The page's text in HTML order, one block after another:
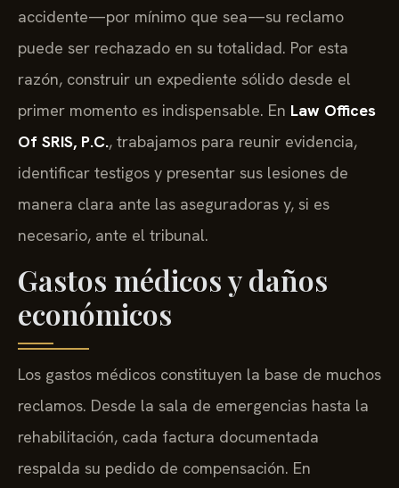
accidente—por mínimo que sea—su reclamo
puede ser rechazado en su totalidad. Por esta
razón, construir un expediente sólido desde el
primer momento es indispensable. En Law Offices
Of SRIS, P.C., trabajamos para reunir evidencia,
identificar testigos y presentar sus lesiones de
manera clara ante las aseguradoras y, si es
necesario, ante el tribunal.
Gastos médicos y daños
económicos
Los gastos médicos constituyen la base de muchos
reclamos. Desde la sala de emergencias hasta la
rehabilitación, cada factura documentada
respalda su pedido de compensación. En